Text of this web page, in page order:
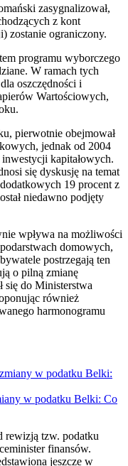
zasygnalizował,
z kont
zostanie ograniczony.
programu wyborczego
W ramach tych
oszczędności i
Wartościowych,
pierwotnie obejmował
jednak od 2004
kapitałowych.
się dyskusję na temat
19 procent z
niedawno podjęty
wpływa na możliwości
domowych,
postrzegają ten
o pilną zmianę
się do Ministerstwa
również
harmonogramu
w podatku Belki: Co
rewizją tzw. podatku
finansów.
jeszcze w